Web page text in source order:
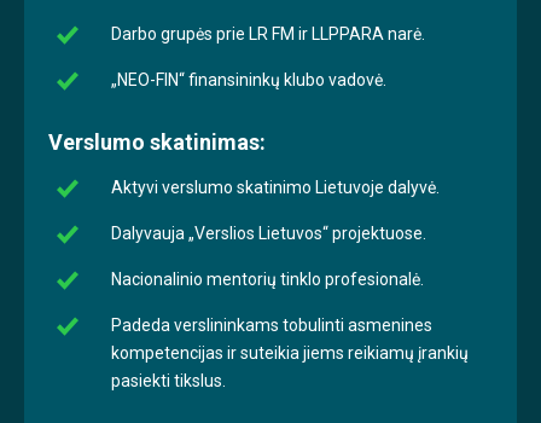
Darbo grupės prie LR FM ir LLPPARA narė.
„NEO-FIN“ finansininkų klubo vadovė.
Verslumo skatinimas:
Aktyvi verslumo skatinimo Lietuvoje dalyvė.
Dalyvauja „Verslios Lietuvos“ projektuose.
Nacionalinio mentorių tinklo profesionalė.
Padeda verslininkams tobulinti asmenines
kompetencijas ir suteikia jiems reikiamų įrankių
pasiekti tikslus.